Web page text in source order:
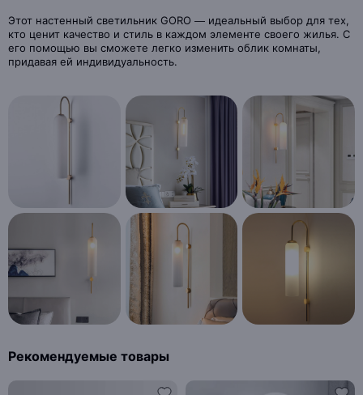
Этот настенный светильник GORO — идеальный выбор для тех,
кто ценит качество и стиль в каждом элементе своего жилья. С
его помощью вы сможете легко изменить облик комнаты,
придавая ей индивидуальность.
Рекомендуемые товары